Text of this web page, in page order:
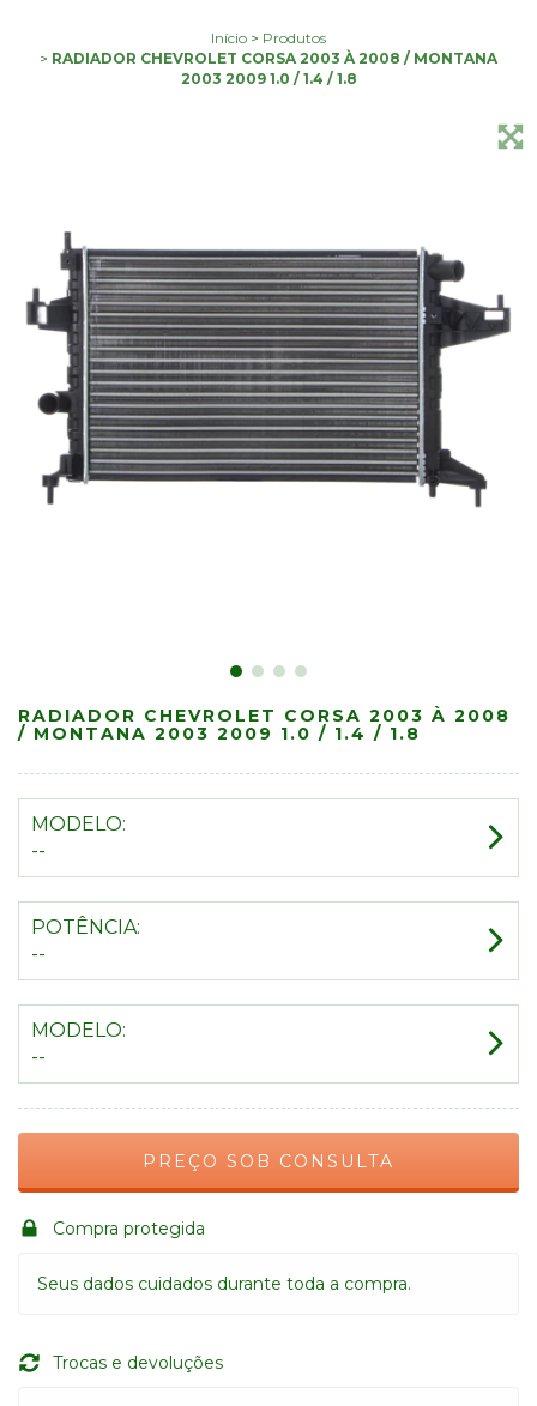
Início > Produtos
> RADIADOR CHEVROLET CORSA 2003 À 2008 / MONTANA
2003 2009 1.0 / 1.4 / 1.8
RADIADOR CHEVROLET CORSA 2003 À 2008
/ MONTANA 2003 2009 1.0 / 1.4 / 1.8
MODELO:
--
POTÊNCIA:
--
MODELO:
--
Compra protegida
Seus dados cuidados durante toda a compra.
Trocas e devoluções